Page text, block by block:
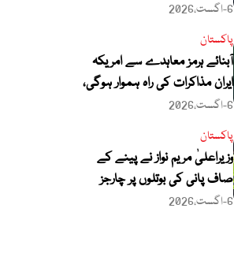
6-اگست،2026
پاکستان
آبنائے ہرمز معاہدے سے امریکہ
ایران مذاکرات کی راہ ہموار ہوگی،
ترجمان دفتر خارجہ
6-اگست،2026
پاکستان
وزیراعلیٰ مریم نواز نے پینے کے
صاف پانی کی بوتلوں پر چارجز
لگانے کی تجویز مسترد کر دی
6-اگست،2026